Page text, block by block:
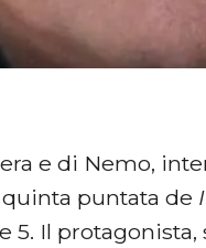
e di Nemo,
puntata de
5. Il